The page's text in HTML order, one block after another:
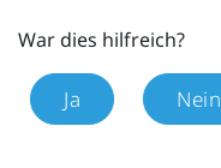
War dies hilfreich?
Ja Nein